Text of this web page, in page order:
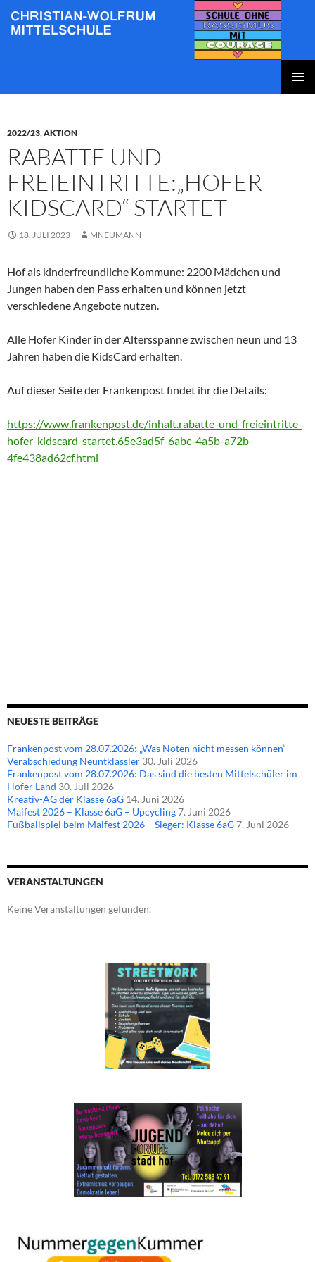
Zum
Inhalt
2022/23,AKTION
RABATTE UND
FREIEINTRITTE:„HOFER
KIDSCARD“ STARTET
18. JULI 2023 MNEUMANN
Hof als kinderfreundliche Kommune: 2200 Mädchen und
Jungen haben den Pass erhalten und können jetzt
verschiedene Angebote nutzen.
Alle Hofer Kinder in der Altersspanne zwischen neun und 13
Jahren haben die KidsCard erhalten.
Auf dieser Seite der Frankenpost findet ihr die Details:
https://www.frankenpost.de/inhalt.rabatte-und-freieintritte-
hofer-kidscard-startet.65e3ad5f-6abc-4a5b-a72b-
4fe438ad62cf.html
NEUESTE BEITRÄGE
Frankenpost vom 28.07.2026: „Was Noten nicht messen können“ –
Verabschiedung Neuntklässler 30. Juli 2026
Frankenpost vom 28.07.2026: Das sind die besten Mittelschüler im
Hofer Land 30. Juli 2026
Kreativ-AG der Klasse 6aG 14. Juni 2026
Maifest 2026 – Klasse 6aG – Upcycling7. Juni 2026
Fußballspiel beim Maifest 2026 – Sieger: Klasse 6aG7. Juni 2026
VERANSTALTUNGEN
Keine Veranstaltungen gefunden.